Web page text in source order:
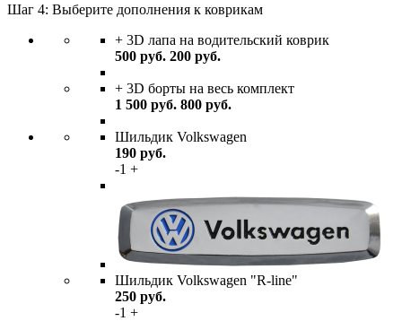
Шаг 4: Выберите дополнения к коврикам
+ 3D лапа на водительский коврик
500 руб. 200 руб.
+ 3D борты на весь комплект
1 500 руб. 800 руб.
Шильдик Volkswagen
190 руб.
-1 +
Шильдик Volkswagen "R-line"
250 руб.
-1 +